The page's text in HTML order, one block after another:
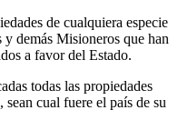
de cualquiera especie
y demás Misioneros que han
a favor del Estado.
todas las propiedades
cual fuere el país de su